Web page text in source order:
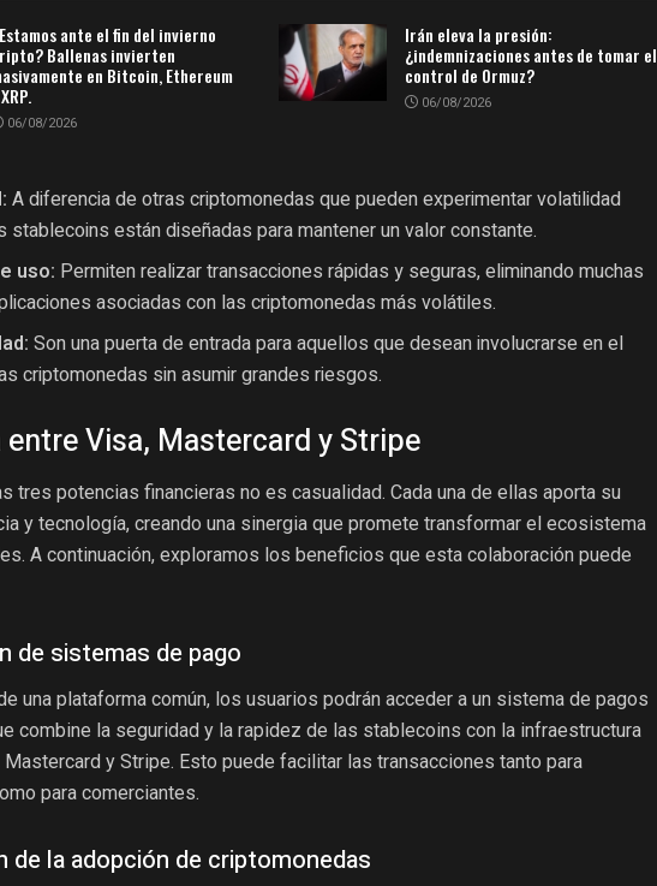
ante el fin del invierno
Ballenas invierten
en Bitcoin, Ethereum
06/08/2026
Irán eleva la presión:
¿indemnizaciones antes de tomar el
control de Ormuz?
06/08/2026
A diferencia de otras criptomonedas que pueden experimentar volatilidad
stablecoins están diseñadas para mantener un valor constante.
uso: Permiten realizar transacciones rápidas y seguras, eliminando muchas
asociadas con las criptomonedas más volátiles.
Son una puerta de entrada para aquellos que desean involucrarse en el
criptomonedas sin asumir grandes riesgos.
entre Visa, Mastercard y Stripe
tres potencias financieras no es casualidad. Cada una de ellas aporta su
y tecnología, creando una sinergia que promete transformar el ecosistema
A continuación, exploramos los beneficios que esta colaboración puede
de sistemas de pago
una plataforma común, los usuarios podrán acceder a un sistema de pagos
combine la seguridad y la rapidez de las stablecoins con la infraestructura
y Stripe. Esto puede facilitar las transacciones tanto para
para comerciantes.
de la adopción de criptomonedas